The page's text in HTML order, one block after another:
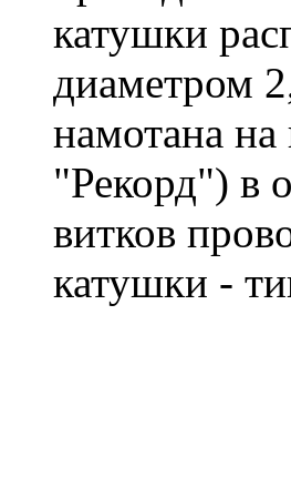
катушки
диаметром
намотана на
"Рекорд") в
витков
катушки -